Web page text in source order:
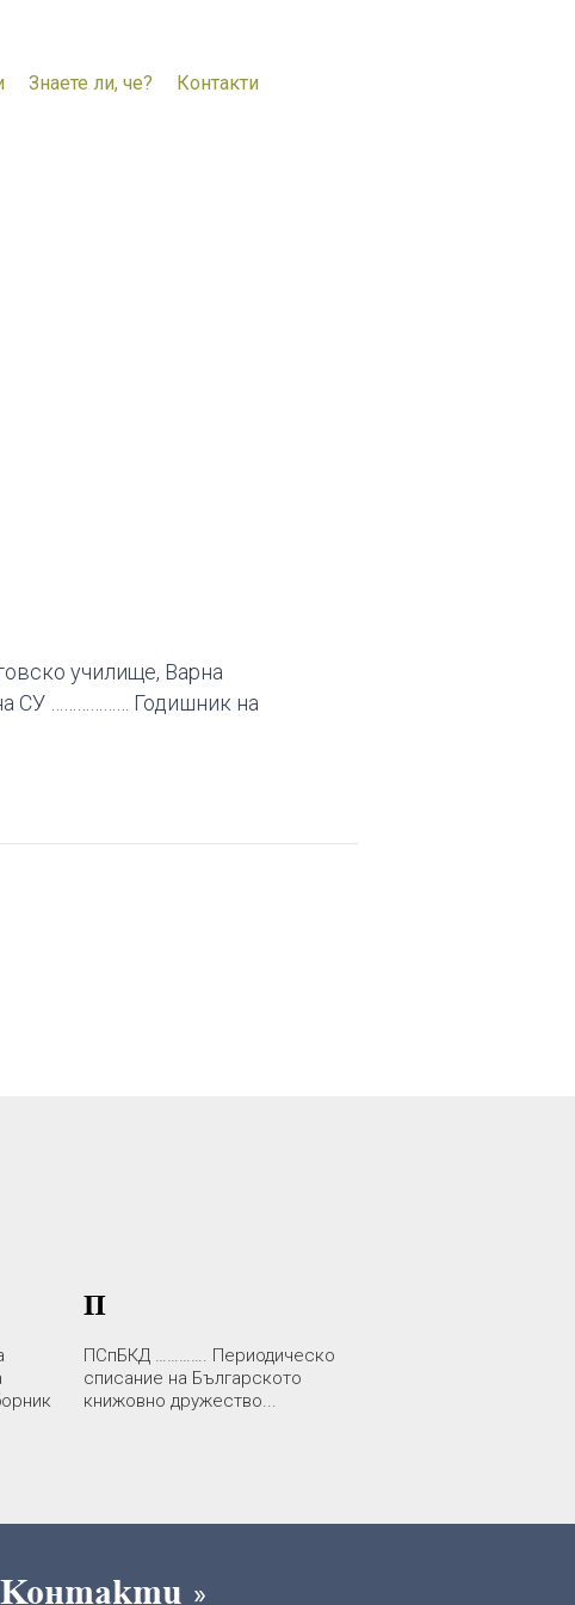
Знаете ли, че? Контакти
търговско училище, Варна
на
П
ПСпБКД …………. Периодическо
списание на Българското
книжовно дружество...
Контакти